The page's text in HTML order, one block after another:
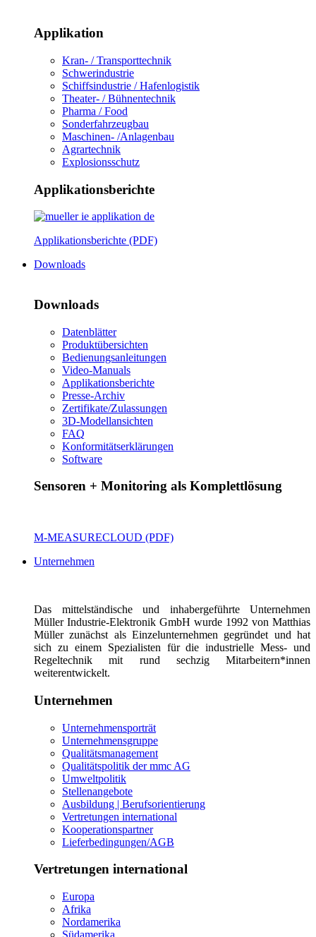
Applikation
Kran- / Transporttechnik
Schwerindustrie
Schiffsindustrie / Hafenlogistik
Theater- / Bühnentechnik
Pharma / Food
Sonderfahrzeugbau
Maschinen- /Anlagenbau
Agrartechnik
Explosionsschutz
Applikationsberichte
Applikationsberichte (PDF)
Downloads
Downloads
Datenblätter
Produktübersichten
Bedienungsanleitungen
Video-Manuals
Applikationsberichte
Presse-Archiv
Zertifikate/Zulassungen
3D-Modellansichten
FAQ
Konformitätserklärungen
Software
Sensoren + Monitoring als Komplettlösung
M-MEASURECLOUD (PDF)
Unternehmen
Das mittelständische und inhabergeführte Unternehmen
Müller Industrie-Elektronik GmbH wurde 1992 von Matthias
Müller zunächst als Einzelunternehmen gegründet und hat
sich zu einem Spezialisten für die industrielle Mess- und
Regeltechnik mit rund sechzig Mitarbeitern*innen
weiterentwickelt.
Unternehmen
Unternehmensporträt
Unternehmensgruppe
Qualitätsmanagement
Qualitätspolitik der mmc AG
Umweltpolitik
Stellenangebote
Ausbildung | Berufsorientierung
Vertretungen international
Kooperationspartner
Lieferbedingungen/AGB
Vertretungen international
Europa
Afrika
Nordamerika
Südamerika